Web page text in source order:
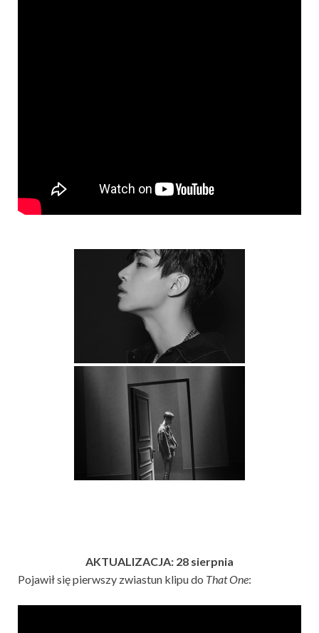
AKTUALIZACJA: 28 sierpnia
Pojawił się pierwszy zwiastun klipu do That One: